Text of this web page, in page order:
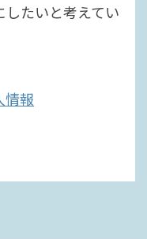
したいと考えてい
情報